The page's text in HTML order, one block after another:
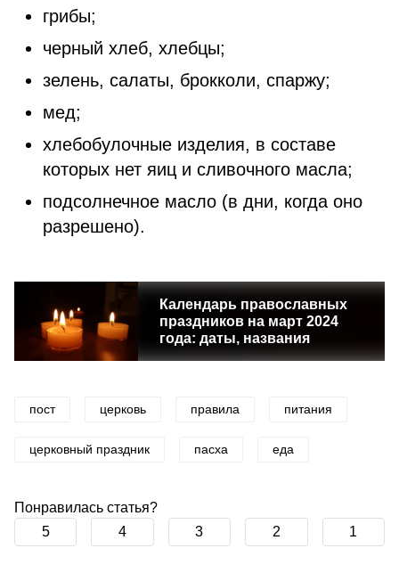
грибы;
черный хлеб, хлебцы;
зелень, салаты, брокколи, спаржу;
мед;
хлебобулочные изделия, в составе
которых нет яиц и сливочного масла;
подсолнечное масло (в дни, когда оно
разрешено).
Календарь православных
праздников на март 2024
года: даты, названия
пост церковь правила питания
церковный праздник пасха еда
Понравилась статья?
5
4 3 2 1